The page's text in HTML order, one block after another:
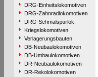
DRG-Einheitslokomotiven
DRG-Zahnradlokomotiven
DRG-Schmalspurlok.
Kriegslokomotiven
Verlagerungsbauten
DB-Neubaulokomotiven
DB-Umbaulokomotiven
DR-Neubaulokomotiven
DR-Rekolokomotiven